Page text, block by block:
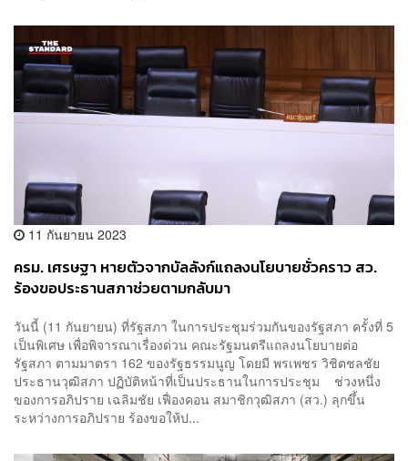
11 กันยายน 2023
ครม. เศรษฐา หายตัวจากบัลลังก์แถลงนโยบายชั่วคราว สว.
ร้องขอประธานสภาช่วยตามกลับมา
วันนี้ (11 กันยายน) ที่รัฐสภา ในการประชุมร่วมกันของรัฐสภา ครั้งที่ 5
เป็นพิเศษ เพื่อพิจารณาเรื่องด่วน คณะรัฐมนตรีแถลงนโยบายต่อ
รัฐสภา ตามมาตรา 162 ของรัฐธรรมนูญ โดยมี พรเพชร วิชิตชลชัย
ประธานวุฒิสภา ปฏิบัติหน้าที่เป็นประธานในการประชุม ช่วงหนึ่ง
ของการอภิปราย เฉลิมชัย เฟื่องคอน สมาชิกวุฒิสภา (สว.) ลุกขึ้น
ระหว่างการอภิปราย ร้องขอให้ป...